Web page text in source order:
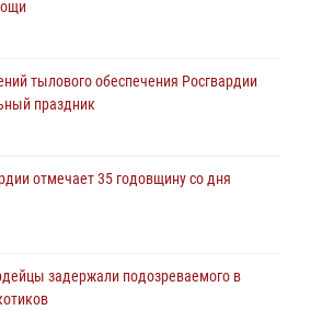
тылового обеспечения Росгвардии
праздник
отмечает 35 годовщину со дня
задержали подозреваемого в